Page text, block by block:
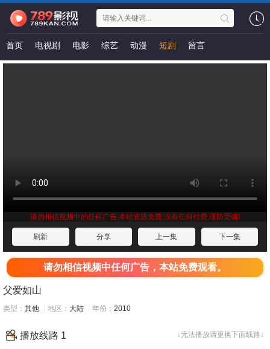
首页 电视剧 电影 综艺 动漫 短剧 留言
请勿相信视频中的任何广告,本站资源免费,没有任何付费,谨防受骗!
刷新 分享 上一集 下一集
请勿相信视频中任何广告，本站免费观看。
父爱如山
类型： 其他 地区： 大陆 年份： 2010
↓无法播放请更换下面线路↓
播放线路 1